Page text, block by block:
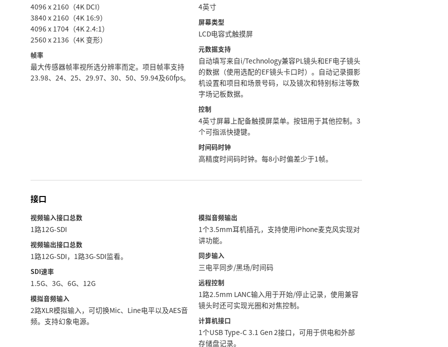
4096 x 2160（4K DCI）
3840 x 2160（4K 16:9）
4096 x 1704（4K 2.4:1）
2560 x 2136（4K 变形）
帧率
最大传感器帧率视所选分辨率而定。项目帧率支持
23.98、24、25、29.97、30、50、59.94及60fps。
4英寸
屏幕类型
LCD电容式触摸屏
元数据支持
自动填写来自i/Technology兼容PL镜头和EF电子镜头
的数据（使用选配的EF镜头卡口时）。自动记录摄影
机设置和项目和场景号码，以及镜次和特别标注等数
字场记板数据。
控制
4英寸屏幕上配备触摸屏菜单。按钮用于其他控制。3
个可指派快捷键。
时间码时钟
高精度时间码时钟。每8小时偏差少于1帧。
接口
视频输入接口总数
1路12G-SDI
视频输出接口总数
1路12G-SDI，1路3G-SDI监看。
SDI速率
1.5G、3G、6G、12G
模拟音频输入
2路XLR模拟输入，可切换Mic、Line电平以及AES音
频。支持幻象电源。
模拟音频输出
1个3.5mm耳机插孔，支持使用iPhone麦克风实现对
讲功能。
同步输入
三电平同步/黑场/时间码
远程控制
1路2.5mm LANC输入用于开始/停止记录，使用兼容
镜头时还可实现光圈和对焦控制。
计算机接口
1个USB Type-C 3.1 Gen 2接口，可用于供电和外部
存储盘记录。